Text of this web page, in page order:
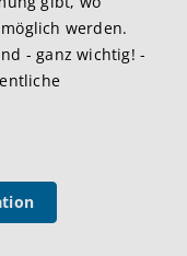
werden.
- ganz wichtig! -